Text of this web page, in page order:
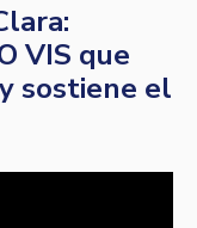
VIS que
sostiene el